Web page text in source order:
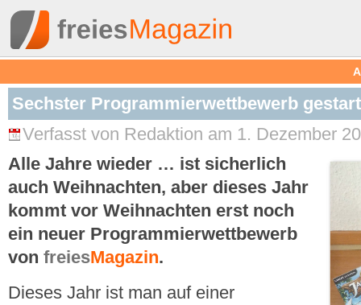
Sechster Programmierwettbewerb
Verfasst von Redaktion am 1. Dezember
Alle Jahre wieder … ist sicherlich
auch Weihnachten, aber dieses Jahr
kommt vor Weihnachten erst noch
ein neuer Programmierwettbewerb
von freiesMagazin.
Dieses Jahr ist man auf einer